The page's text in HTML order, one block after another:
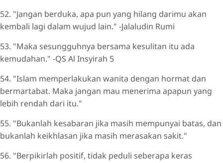
52. "Jangan berduka, apa pun yang hilang darimu akan
kembali lagi dalam wujud lain." -Jalaludin Rumi
53. "Maka sesungguhnya bersama kesulitan itu ada
kemudahan." -QS Al Insyirah 5
54. "Islam memperlakukan wanita dengan hormat dan
bermartabat. Maka jangan mau menerima apapun yang
lebih rendah dari itu."
55. "Bukanlah kesabaran jika masih mempunyai batas, dan
bukanlah keikhlasan jika masih merasakan sakit."
56. "Berpikirlah positif, tidak peduli seberapa keras